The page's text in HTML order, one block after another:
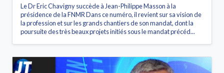
Le Dr Eric Chavigny succède à Jean-Philippe Masson à la
présidence de la FNMR Dans ce numéro, il revient sur sa vision de
la profession et sur les grands chantiers de son mandat, dont la
poursuite des très beaux projets initiés sous le mandat précéd...